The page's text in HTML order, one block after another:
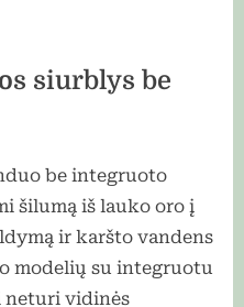
siurblys be
be integruoto
šilumą iš lauko oro į
ir karšto vandens
modelių su integruotu
neturi vidinės